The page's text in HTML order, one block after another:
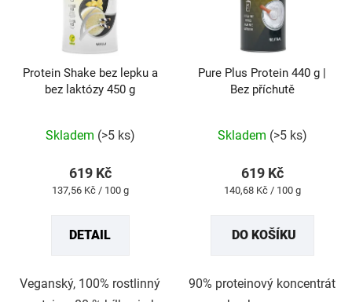
Protein Shake bez lepku a
bez laktózy 450 g
produktu
hvězdiček.
Skladem (>5 ks)
619 Kč
Měrná
137,56 Kč / 100 g
DETAIL
Veganský, 100% rostlinný
Pure Plus Protein 440 g |
Bez příchutě
produktu
hvězdiček.
Skladem (>5 ks)
619 Kč
Měrná
140,68 Kč / 100 g
DO KOŠÍKU
90% proteinový koncentrát